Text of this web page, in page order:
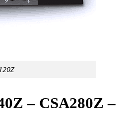
– CSA280Z –